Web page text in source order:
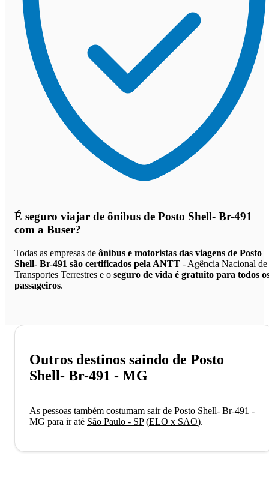
É seguro viajar de ônibus de Posto Shell- Br-491
com a Buser?
Todas as empresas de ônibus e motoristas das viagens de Posto
Shell- Br-491 são certificados pela ANTT - Agência Nacional de
Transportes Terrestres e o seguro de vida é gratuito para todos
passageiros.
Outros destinos saindo de Posto
Shell- Br-491 - MG
As pessoas também costumam sair de Posto Shell- Br-491 -
MG para ir até São Paulo - SP(ELO x SAO).